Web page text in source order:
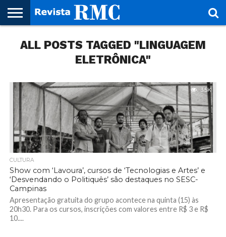
REVISTA
RMC
PROJETO
CULTURAL
RMC – 20
CIDADES
ARTE &
CULTURA
NOTÍCIAS
CORPORATIVAS
EDIÇÕES
ANTERIORES
PARCEIROS
FAÇA
O
FALE
CONOSCO
ALL POSTS TAGGED "LINGUAGEM
ELETRÔNICA"
3.5K
CULTURA
Show com ‘Lavoura’, cursos de ‘Tecnologias e Artes’ e
‘Desvendando o Politiquês’ são destaques no SESC-
Campinas
Apresentação gratuita do grupo acontece na quinta (15) às
20h30. Para os cursos, inscrições com valores entre R$ 3 e R$
10....